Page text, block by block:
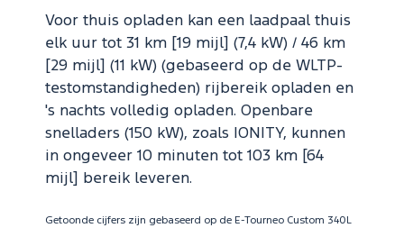
Voor thuis opladen kan een laadpaal thuis
elk uur tot 31 km [19 mijl] (7,4 kW) / 46 km
[29 mijl] (11 kW) (gebaseerd op de WLTP-
testomstandigheden) rijbereik opladen en
's nachts volledig opladen. Openbare
snelladers (150 kW), zoals IONITY, kunnen
in ongeveer 10 minuten tot 103 km [64
mijl] bereik leveren.
Getoonde cijfers zijn gebaseerd op de E-Tourneo Custom 340L